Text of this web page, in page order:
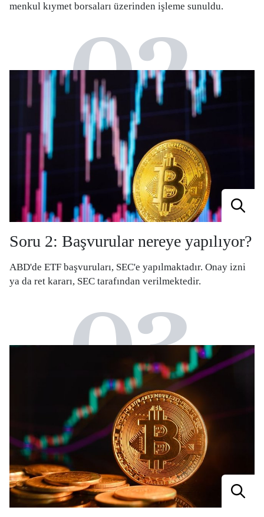
menkul kıymet borsaları üzerinden işleme sunuldu.
02
Soru 2: Başvurular nereye yapılıyor?
ABD'de ETF başvuruları, SEC'e yapılmaktadır. Onay izni
ya da ret kararı, SEC tarafından verilmektedir.
03